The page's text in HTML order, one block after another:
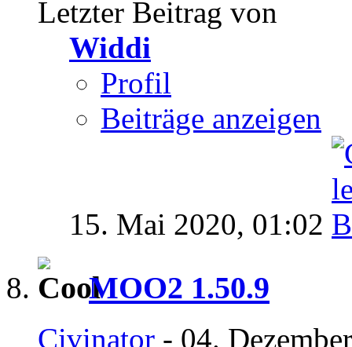
Letzter Beitrag von
Widdi
Profil
Beiträge anzeigen
15. Mai 2020, 01:02
MOO2 1.50.9
Civinator - 04.